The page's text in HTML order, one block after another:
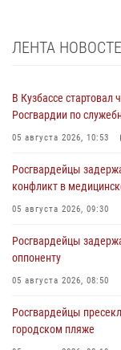
ЛЕНТА
В Кузбассе стартовал
Росгвардии по
05 августа 2026, 10:53
Росгвардейцы
конфликт в
05 августа 2026, 09:30
Росгвардейцы
оппоненту
05 августа 2026, 08:50
Росгвардейцы
городском пляже